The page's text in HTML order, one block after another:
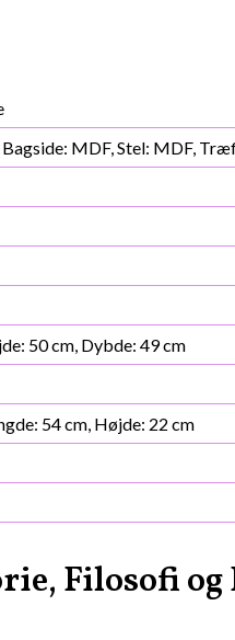
MDF, Stel: MDF,
50 cm, Dybde: 49 cm
54 cm, Højde: 22 cm
Filosofi